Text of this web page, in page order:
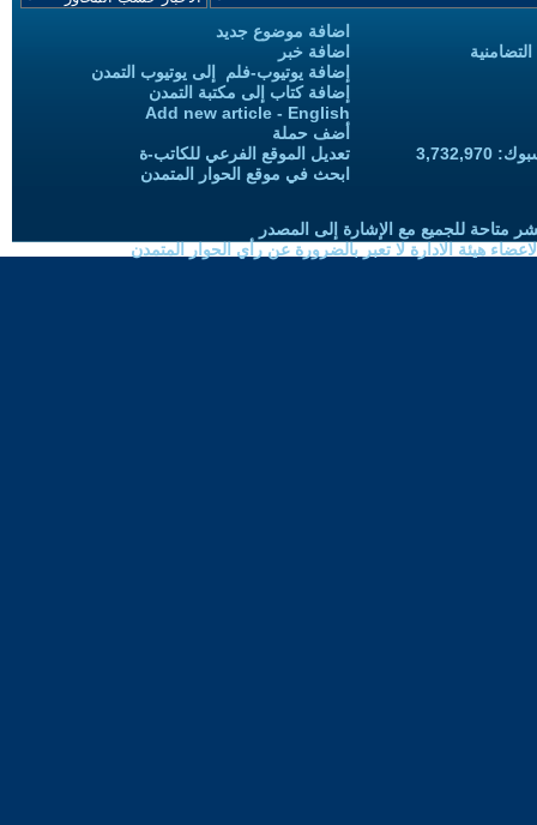
اضافة موضوع جديد
اضافة خبر
إضافة يوتيوب-فلم إلى يوتيوب التمدن
إضافة كتاب إلى مكتبة التمدن
Add new article - English
أضف حملة
تعديل الموقع الفرعي للكاتب-ة
ابحث في موقع الحوار المتمدن
متاحة للجميع مع الإشارة إلى المصدر
هيئة الادارة لا تعبر بالضرورة عن رأي الحوار المتمدن